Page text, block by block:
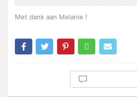
Met dank aan Melanie !